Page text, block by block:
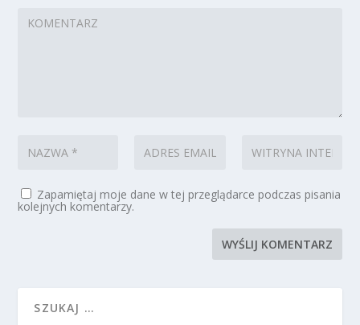
Zapamiętaj moje dane w tej przeglądarce podczas pisania
kolejnych komentarzy.